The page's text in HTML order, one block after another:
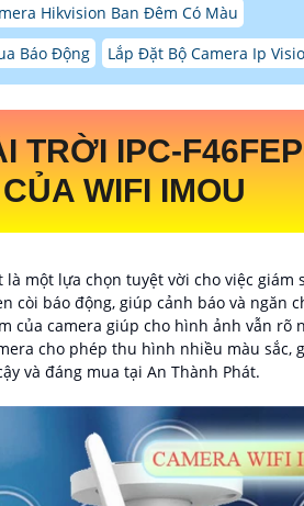
Hikvision Ban Đêm Có Màu
Báo Động Lắp Đặt Bộ Camera Ip
TRỜI IPC-
WIFI IMOU
là một lựa chọn tuyệt vời cho việc giám
còi báo động, giúp cảnh báo và ngăn
của camera giúp cho hình ảnh vẫn rõ
cho phép thu hình nhiều màu sắc,
và đáng mua tại An Thành Phát.